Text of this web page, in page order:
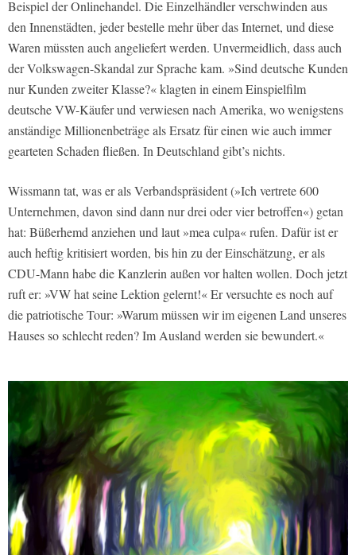
Beispiel der Onlinehandel. Die Einzelhändler verschwinden aus
den Innenstädten, jeder bestelle mehr über das Internet, und diese
Waren müssten auch angeliefert werden. Unvermeidlich, dass auch
der Volkswagen-Skandal zur Sprache kam. »Sind deutsche Kunden
nur Kunden zweiter Klasse?« klagten in einem Einspielfilm
deutsche VW-Käufer und verwiesen nach Amerika, wo wenigstens
anständige Millionenbeträge als Ersatz für einen wie auch immer
gearteten Schaden fließen. In Deutschland gibt’s nichts.
Wissmann tat, was er als Verbandspräsident (»Ich vertrete 600
Unternehmen, davon sind dann nur drei oder vier betroffen«) getan
hat: Büßerhemd anziehen und laut »mea culpa« rufen. Dafür ist er
auch heftig kritisiert worden, bis hin zu der Einschätzung, er als
CDU-Mann habe die Kanzlerin außen vor halten wollen. Doch jetzt
ruft er: »VW hat seine Lektion gelernt!« Er versuchte es noch auf
die patriotische Tour: »Warum müssen wir im eigenen Land unseres
Hauses so schlecht reden? Im Ausland werden sie bewundert.«